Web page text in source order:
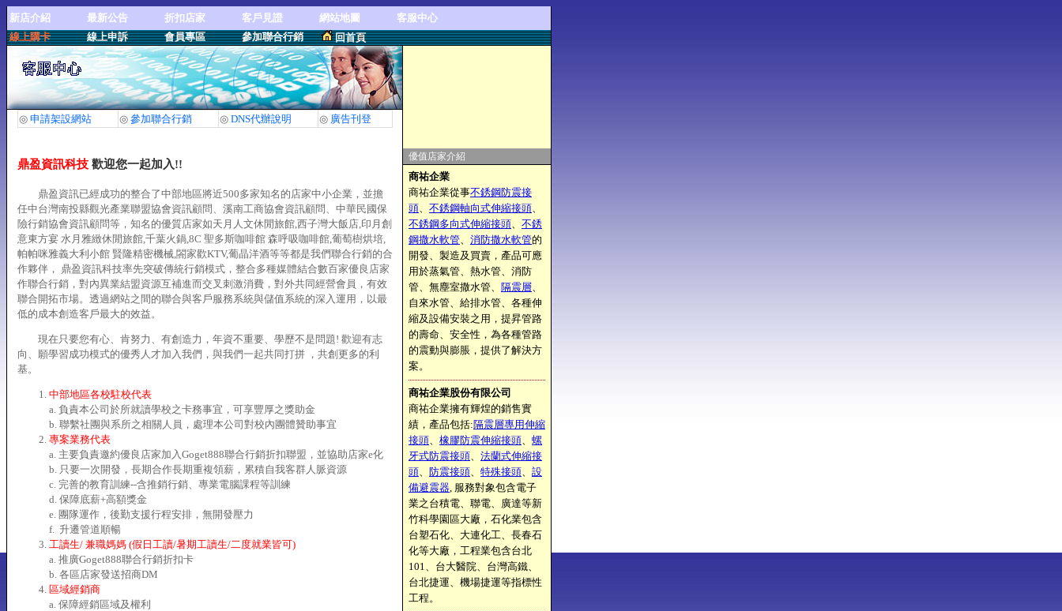
新店介紹 最新公告 折扣店家 客戶見證 網站地圖
客服中心
線上購卡
線上申訴 會員專區 參加聯合行銷 回首頁
◎ 申請架設網站 ◎ 參加聯合行銷 ◎ DNS代辦說明 ◎ 廣告刊登
鼎盈資訊科技歡迎您一起加入!!
鼎盈資訊已經成功的整合了中部地區將近500多家知名的店家中小企業，並擔
任中台灣南投縣觀光產業聯盟協會資訊顧問、溪南工商協會資訊顧問、中華民國保
險行銷協會資訊顧問等，知名的優質店家如天月人文休閒旅館,西子灣大飯店,印月創
意東方宴 水月雅緻休閒旅館,千葉火鍋,8C 聖多斯咖啡館 森呼吸咖啡館,葡萄樹烘培,
帕帕咪雅義大利小館 賢隆精密機械,閤家歡KTV,葡晶洋酒等等都是我們聯合行銷的合
作夥伴， 鼎盈資訊科技率先突破傳統行銷模式，整合多種媒體結合數百家優良店家
作聯合行銷，對內異業結盟資源互補進而交叉刺激消費，對外共同經營會員，有效
聯合開拓市場。透過網站之間的聯合與客戶服務系統與儲值系統的深入運用，以最
低的成本創造客戶最大的效益。
現在只要您有心、肯努力、有創造力，年資不重要、學歷不是問題! 歡迎有志
向、願學習成功模式的優秀人才加入我們，與我們一起共同打拼 ，共創更多的利
基。
中部地區各校駐校代表
a. 負責本公司於所就讀學校之卡務事宜，可享豐厚之獎助金
b. 聯繫社團與系所之相關人員，處理本公司對校內團體贊助事宜
專案業務代表
a. 主要負責邀約優良店家加入Goget888聯合行銷折扣聯盟，並協助店家e化
b. 只要一次開發，長期合作長期重複領薪，累積自我客群人脈資源
c. 完善的教育訓練--含推銷行銷、專業電腦課程等訓練
d. 保障底薪+高額獎金
e. 團隊運作，後勤支援行程安排，無開發壓力
f. 升遷管道順暢
工讀生/ 兼職媽媽 (假日工讀/暑期工讀生/二度就業皆可)
a. 推廣Goget888聯合行銷折扣卡
b. 各區店家發送招商DM
區域經銷商
a. 保障經銷區域及權利
優值店家介紹
商祐企業
商祐企業從事不銹鋼防震接
頭、 不銹鋼軸向式伸縮接頭、
不銹鋼多向式伸縮接頭、 不銹
鋼撒水軟管、 消防撒水軟管的
開發、製造及買賣，產品可應
用於蒸氣管、熱水管、消防
管、無塵室撒水管、 隔震層、
自來水管、給排水管、各種伸
縮及設備安裝之用，提昇管路
的壽命、安全性，為各種管路
的震動與膨脹，提供了解決方
案。
商祐企業股份有限公司
商祐企業擁有輝煌的銷售實
績，產品包括:隔震層專用伸縮
接頭、 橡膠防震伸縮接頭、 螺
牙式防震接頭、 法蘭式伸縮接
頭、 防震接頭、 特殊接頭、 設
備避震器, 服務對象包含電子
業之台積電、聯電、廣達等新
竹科學園區大廠，石化業包含
台塑石化、大連化工、長春石
化等大廠，工程業包含台北
101、台大醫院、台灣高鐵、
台北捷運、機場捷運等指標性
工程。